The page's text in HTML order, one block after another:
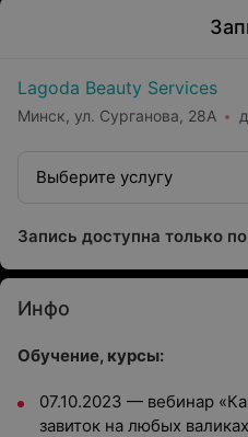
Lagoda Beauty Services
Минск, ул. Сурганова, 28А
Выберите услугу
Запись доступна только
Инфо
Обучение, курсы:
07.10.2023 — вебинар
завиток на любых